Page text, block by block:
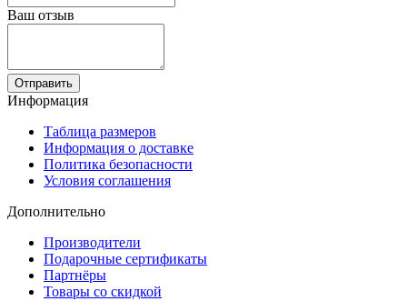
Ваш отзыв
Отправить
Информация
Таблица размеров
Информация о доставке
Политика безопасности
Условия соглашения
Дополнительно
Производители
Подарочные сертификаты
Партнёры
Товары со скидкой